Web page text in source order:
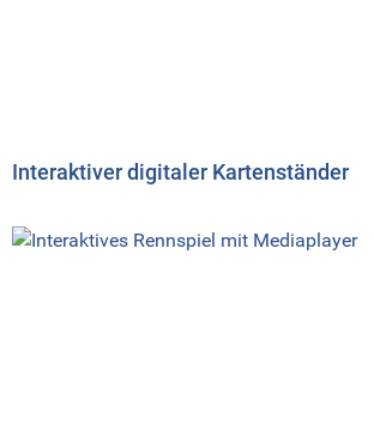
Interaktiver digitaler Kartenständer